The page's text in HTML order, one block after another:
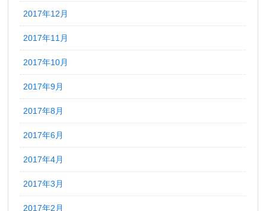
2017年12月
2017年11月
2017年10月
2017年9月
2017年8月
2017年6月
2017年4月
2017年3月
2017年2月